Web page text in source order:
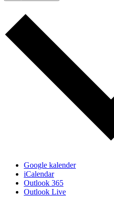
Google kalender
iCalendar
Outlook 365
Outlook Live